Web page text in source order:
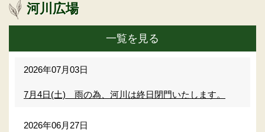
河川広場
一覧を見る
2026年07月03日
7月4日(土) 雨の為、河川は終日閉門いたします。
2026年06月27日